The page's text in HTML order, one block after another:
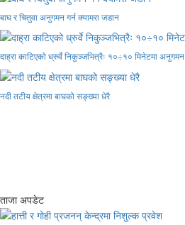
बाघ र चितुवा अनुगमन गर्न क्यामरा जडान
दाह्रा काटिएको ध्रुर्वे निकुञ्जभित्रैः १०÷१० मिनेटमा अनुगमन
नदी तटीय क्षेत्रमा बाघको सङ्ख्या धेरै
ताजा अपडेट